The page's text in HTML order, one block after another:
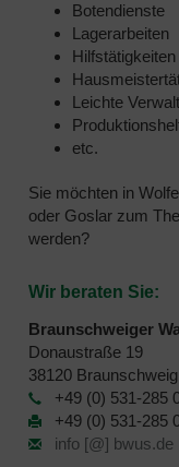
Botendienste
Lagerarbeiten
Hilfstätigkeiten
Leichte
etc.
Sie möchten in
oder Goslar zum
werden?
Wir beraten Sie:
Braunschweiger
Donaustraße 19
38120 Braunschweig
+49 (0) 531-285
+49 (0) 531-285
info [@] bwus.de